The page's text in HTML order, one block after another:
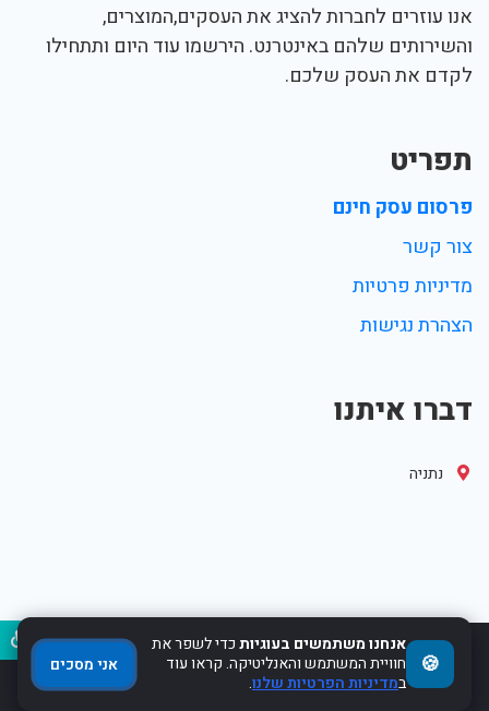
אנו עוזרים לחברות להציג את העסקים,המוצרים,
והשירותים שלהם באינטרנט. הירשמו עוד היום ותתחילו
לקדם את העסק שלכם.
תפריט
פרסום עסק חינם
צור קשר
מדיניות פרטיות
הצהרת נגישות
דברו איתנו
נתניה
2017-2022 Powered by WebHit.co.il 🍪
אנחנו משתמשים בעוגיותכדי לשפר את
חוויית המשתמש והאנליטיקה. קראו עוד
במדיניות הפרטיות שלנו.
אני מסכים